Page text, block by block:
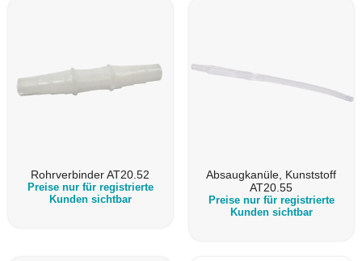
Rohrverbinder AT20.52
Preise nur für registrierte
Kunden sichtbar
Absaugkanüle, Kunststoff
AT20.55
Preise nur für registrierte
Kunden sichtbar